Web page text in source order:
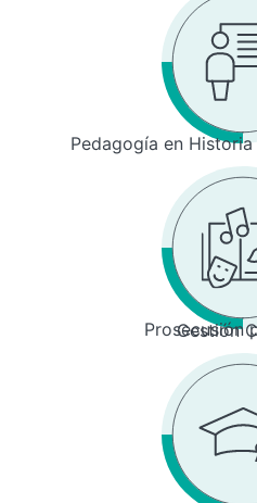
Pedagogía en
Prosecusión
Gestión